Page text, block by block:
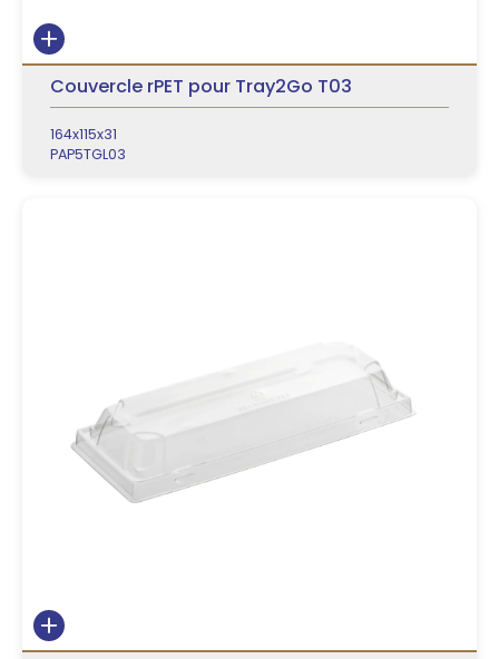
Couvercle rPET pour Tray2Go T03
164x115x31
PAP5TGL03